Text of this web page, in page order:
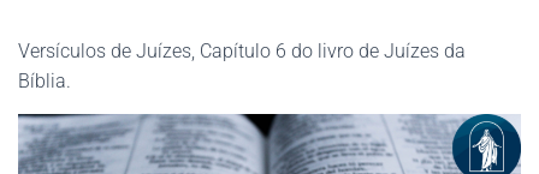
Versículos de Juízes, Capítulo 6 do livro de Juízes da
Bíblia.